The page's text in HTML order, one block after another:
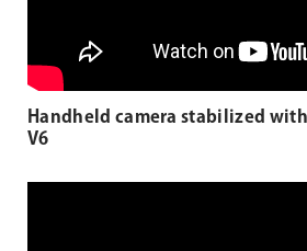
Handheld camera stabilized
V6